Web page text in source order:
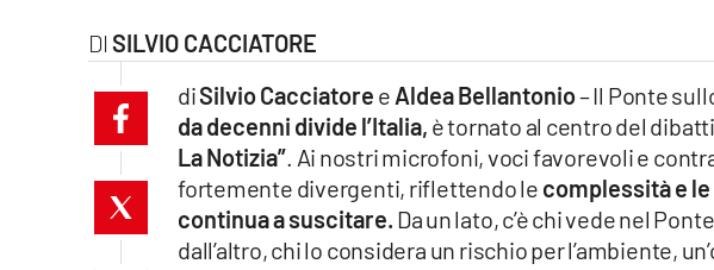
cosenzachannel.it
SILVIO CACCIATORE
diSilvio Cacciatore e Aldea Bellantonio– Il Ponte
da decenni divide l’Italia, è tornato al centro del
La Notizia”. Ai nostri microfoni, voci favorevoli e
fortemente divergenti, riflettendo le complessità e
continua a suscitare. Da un lato, c’è chi vede nel
dall’altro, chi lo considera un rischio per l’ambiente,